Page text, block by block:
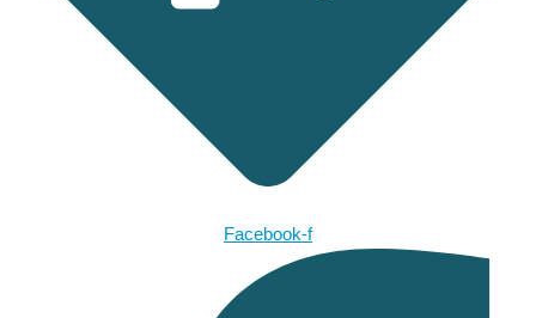
Facebook-f